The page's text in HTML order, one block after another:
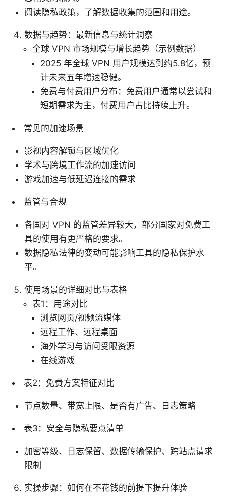
阅读隐私政策，了解数据收集的范围和用途。
数据与趋势：最新信息与统计洞察
全球 VPN 市场规模与增长趋势（示例数据）
2025 年全球 VPN 用户规模达到约5.8亿，预
计未来五年增速稳健。
免费与付费用户分布：免费用户通常以尝试和
短期需求为主，付费用户占比持续上升。
常见的加速场景
影视内容解锁与区域优化
学术与跨境工作流的加速访问
游戏加速与低延迟连接的需求
监管与合规
各国对 VPN 的监管差异较大，部分国家对免费工
具的使用有更严格的要求。
数据隐私法律的变动可能影响工具的隐私保护水
平。
使用场景的详细对比与表格
表1：用途对比
浏览网页/视频流媒体
远程工作、远程桌面
海外学习与访问受限资源
在线游戏
表2：免费方案特征对比
节点数量、带宽上限、是否有广告、日志策略
表3：安全与隐私要点清单
加密等级、日志保留、数据传输保护、跨站点请求
限制
实操步骤：如何在不花钱的前提下提升体验